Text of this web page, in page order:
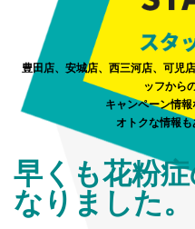
豊田店、安城店、西三河店、可児
ッフから
キャンペーン情報
オトクな情報
早くも花粉
なりました。